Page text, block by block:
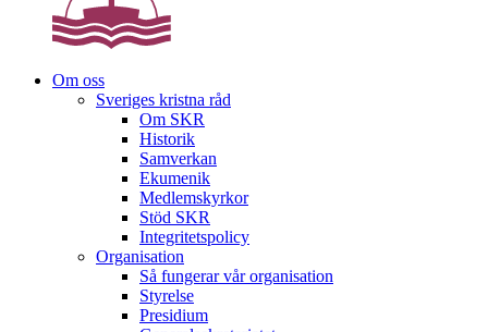
Om oss
Sveriges kristna råd
Om SKR
Historik
Samverkan
Ekumenik
Medlemskyrkor
Stöd SKR
Integritetspolicy
Organisation
Så fungerar vår organisation
Styrelse
Presidium